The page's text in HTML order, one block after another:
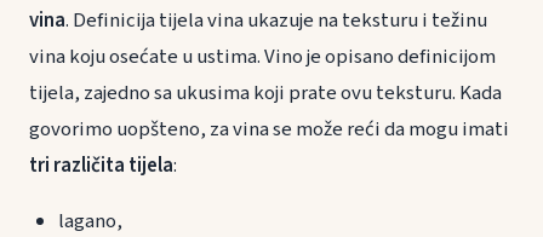
vina. Definicija tijela vina ukazuje na teksturu i težinu
vina koju osećate u ustima. Vino je opisano definicijom
tijela, zajedno sa ukusima koji prate ovu teksturu. Kada
govorimo uopšteno, za vina se može reći da mogu imati
tri različita tijela:
lagano,